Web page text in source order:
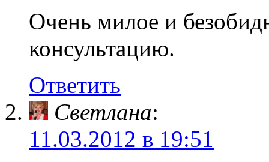
Очень милое и
консультацию.
Ответить
Светлана:
11.03.2012 в 19:51